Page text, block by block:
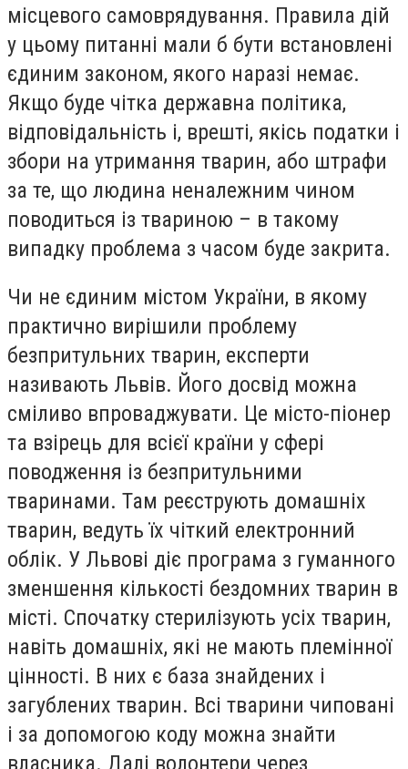
місцевого самоврядування. Правила дій
у цьому питанні мали б бути встановлені
єдиним законом, якого наразі немає.
Якщо буде чітка державна політика,
відповідальність і, врешті, якісь податки і
збори на утримання тварин, або штрафи
за те, що людина неналежним чином
поводиться із твариною – в такому
випадку проблема з часом буде закрита.
Чи не єдиним містом України, в якому
практично вирішили проблему
безпритульних тварин, експерти
називають Львів. Його досвід можна
сміливо впроваджувати. Це місто-піонер
та взірець для всієї країни у сфері
поводження із безпритульними
тваринами. Там реєструють домашніх
тварин, ведуть їх чіткий електронний
облік. У Львові діє програма з гуманного
зменшення кількості бездомних тварин в
місті. Спочатку стерилізують усіх тварин,
навіть домашніх, які не мають племінної
цінності. В них є база знайдених і
загублених тварин. Всі тварини чиповані
і за допомогою коду можна знайти
власника. Далі волонтери через